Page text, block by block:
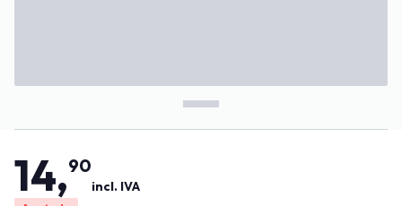
14,90
incl. IVA